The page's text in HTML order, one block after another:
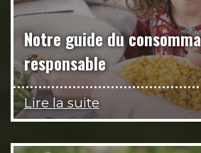
Notre guide du
responsable
Lire la suite